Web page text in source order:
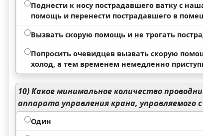
Поднести к носу пострадавшего ватку с
помощь и перенести пострадавшего в
Вызвать скорую помощь и не трогать
Попросить очевидцев вызвать скорую
холод, а тем временем немедленно
10)Какое минимальное количество
аппарата управления крана, управляемого
Один